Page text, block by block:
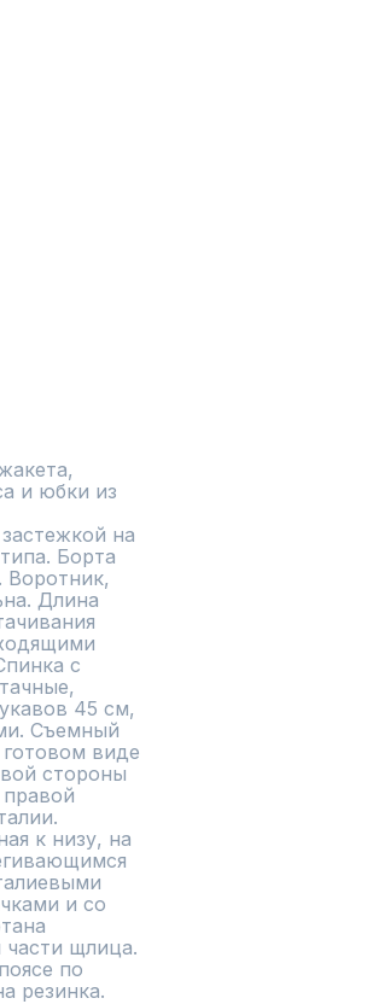
и юбки из
на
Борта
Воротник,
Длина
с
45 см,
Съемный
виде
стороны
к низу, на
и со
щлица.
по
резинка.